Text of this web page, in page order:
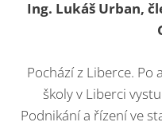
Ing. Lukáš Urban,
Pochází z Liberce.
školy v Liberci
Podnikání a řízení ve